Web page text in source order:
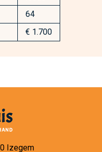
64
€ 1.700
Izegem